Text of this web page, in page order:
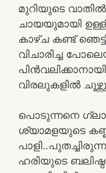
മുറിയുടെ
ചായയുമായി
കാഴ്ച കണ്ട്
വിചാരിച്ച
വിരലുകളിൽ
പൊടുന്നനെ
ശ്യാമളയുടെ
ഹരിയുടെ